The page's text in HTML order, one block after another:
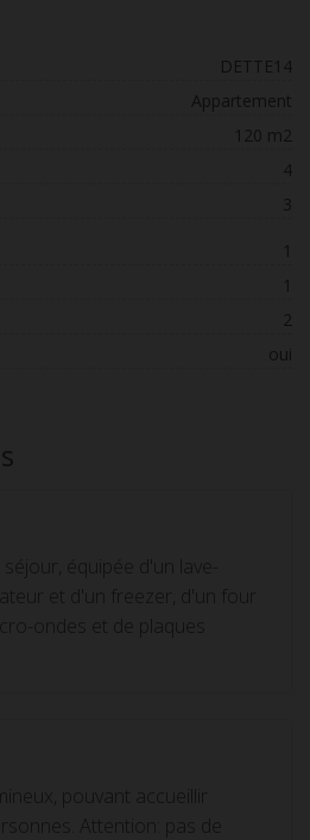
DETTE14
Appartement
120 m2
4
3
1
1
2
oui
équipée d'un lave-
et d'un freezer, d'un four
ondes et de plaques
pouvant accueillir
Attention: pas de